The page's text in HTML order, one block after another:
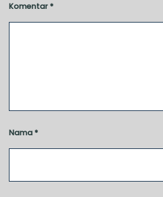
Komentar *
Nama *